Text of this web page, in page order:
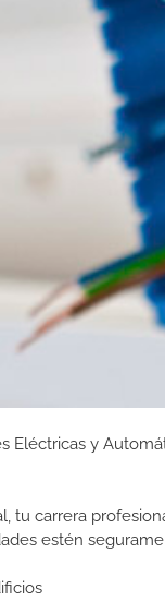
Eléctricas y
tu carrera
estén